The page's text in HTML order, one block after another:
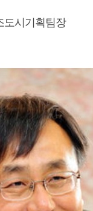
도시기획팀장